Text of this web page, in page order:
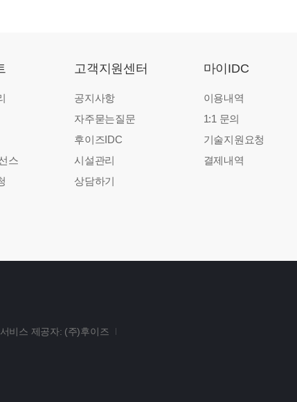
스
고객지원센터
공지사항
자주묻는질문
후이즈IDC
시설관리
상담하기
마이IDC
이용내역
1:1 문의
기술지원요청
결제내역
비스 제공자: (주)후이즈